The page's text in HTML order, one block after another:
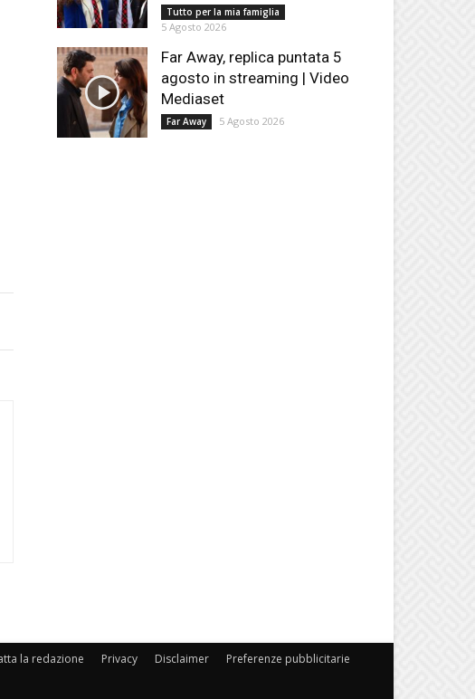
Tutto per la mia famiglia
5 Agosto 2026
Far Away, replica puntata 5
agosto in streaming | Video
Mediaset
Far Away 5 Agosto 2026
la redazione Privacy Disclaimer Preferenze pubblicitarie